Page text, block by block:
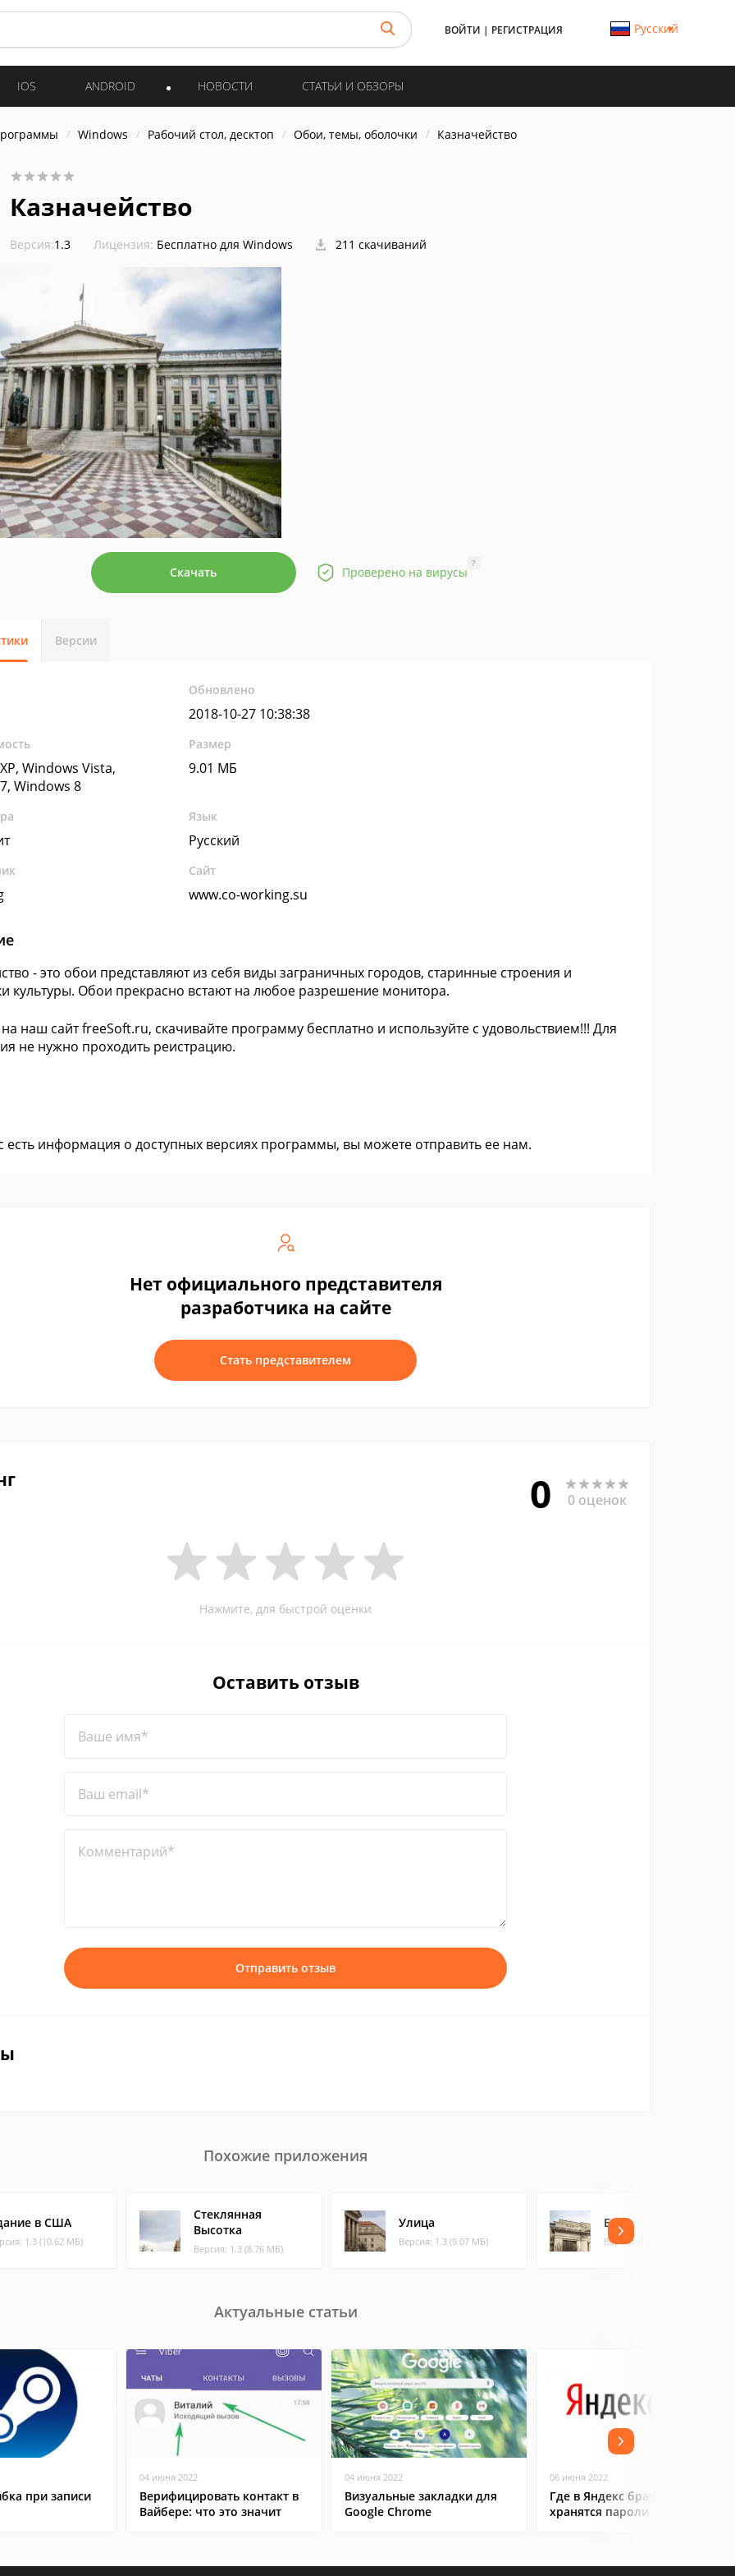
ВОЙТИ | РЕГИСТРАЦИЯ Русский
IOS ANDROID НОВОСТИ СТАТЬИ И ОБЗОРЫ
Windows Рабочий стол, десктоп Обои, темы, оболочки Казначейство
Казначейство
Версия:1.3 Лицензия: Бесплатно для Windows 211 скачиваний
Скачать Проверено на вирусы
?
Версии
Обновлено
2018-10-27 10:38:38
Windows Vista,
Windows 8
Размер
9.01 МБ
Язык
Русский
Сайт
www.co-working.su
- это обои представляют из себя виды заграничных городов, старинные строения и
культуры. Обои прекрасно встают на любое разрешение монитора.
наш сайт freeSoft.ru, скачивайте программу бесплатно и используйте с удовольствием!!! Для
не нужно проходить реистрацию.
есть информация о доступных версиях программы, вы можете отправить ее нам.
Нет официального представителя
разработчика на сайте
Стать представителем
0 0 оценок
Нажмите, для быстрой оценки
Оставить отзыв
Ваше имя*
Ваш email*
Комментарий*
Отправить отзыв
Похожие приложения
в США
1.3 (10.62 МБ)
Стеклянная
Высотка
Версия: 1.3 (8.76 МБ)
Улица
Версия: 1.3 (9.07 МБ)
Банк
Версия: 1.3 (9.05 МБ)
Актуальные статьи
при записи
04 июня 2022
Верифицировать контакт в
Вайбере: что это значит
04 июня 2022
Визуальные закладки для
Google Chrome
06 июня 2022
Где в Яндекс браузере
хранятся пароли